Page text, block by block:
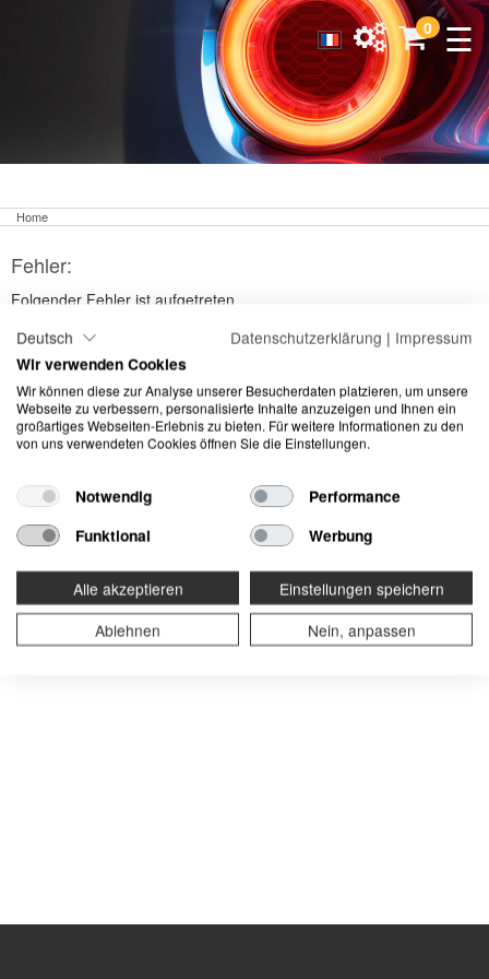
☰
0
Home
Fehler:
Folgender Fehler ist aufgetreten
Ein unbekannter Fehler ist aufgetreten.
©2026 Meguiars |Impressum|Datenschutzerklärung
Deutsch Datenschutzerklärung | Impressum
Wir verwenden Cookies
Wir können diese zur Analyse unserer Besucherdaten platzieren, um unsere
Webseite zu verbessern, personalisierte Inhalte anzuzeigen und Ihnen ein
großartiges Webseiten-Erlebnis zu bieten. Für weitere Informationen zu den
von uns verwendeten Cookies öffnen Sie die Einstellungen.
Notwendig
Performance
Funktional
Werbung
Alle akzeptieren
Einstellungen speichern
Ablehnen
Nein, anpassen